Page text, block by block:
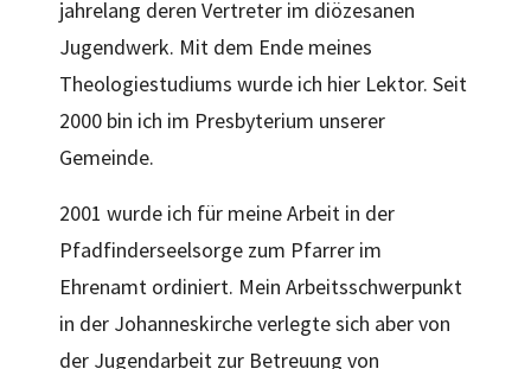
jahrelang deren Vertreter im diözesanen
Jugendwerk. Mit dem Ende meines
Theologiestudiums wurde ich hier Lektor. Seit
2000 bin ich im Presbyterium unserer
Gemeinde.
2001 wurde ich für meine Arbeit in der
Pfadfinderseelsorge zum Pfarrer im
Ehrenamt ordiniert. Mein Arbeitsschwerpunkt
in der Johanneskirche verlegte sich aber von
der Jugendarbeit zur Betreuung von